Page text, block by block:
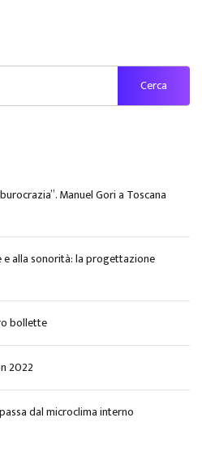
Manuel Gori a Toscana
alla sonorità: la progettazione
bollette
2022
dal microclima interno